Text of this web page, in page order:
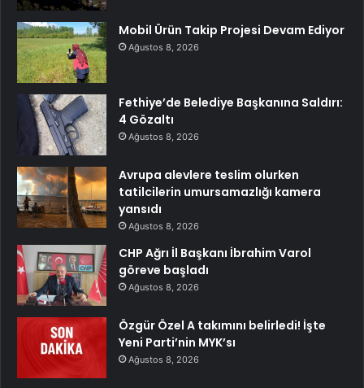
Mobil Ürün Takip Projesi Devam Ediyor
Ağustos 8, 2026
Fethiye’de Belediye Başkanına Saldırı:
4 Gözaltı
Ağustos 8, 2026
Avrupa alevlere teslim olurken
tatilcilerin umursamazlığı kamera
yansıdı
Ağustos 8, 2026
CHP Ağrı İl Başkanı İbrahim Varol
göreve başladı
Ağustos 8, 2026
Özgür Özel A takımını belirledi! İşte
Yeni Parti’nin MYK’sı
Ağustos 8, 2026